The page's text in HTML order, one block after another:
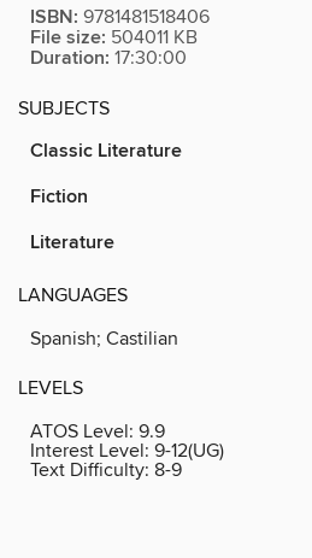
ISBN: 9781481518406
File size: 504011 KB
Duration: 17:30:00
SUBJECTS
Classic Literature
Fiction
Literature
LANGUAGES
Spanish; Castilian
LEVELS
ATOS Level: 9.9
Interest Level: 9-12(UG)
Text Difficulty: 8-9